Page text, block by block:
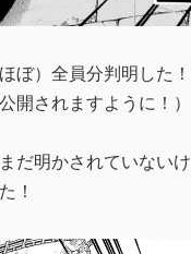
ぼ）全員分判明した！
開されますように！）
だ明かされていない
！